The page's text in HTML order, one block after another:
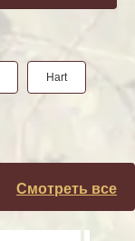
Hart
Смотреть все